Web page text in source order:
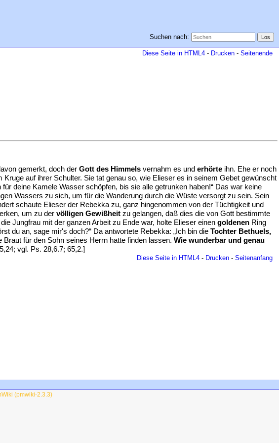
Suchen nach:
Diese Seite in HTML4 - Drucken - Seitenende
gemerkt, doch der Gott des Himmels vernahm es und erhörte ihn. Ehe er noch
Kruge auf ihrer Schulter. Sie tat genau so, wie Elieser es in seinem Gebet gewünscht
deine Kamele Wasser schöpfen, bis sie alle getrunken haben!“ Das war keine
Wassers zu sich, um für die Wanderung durch die Wüste versorgt zu sein. Sein
schaute Elieser der Rebekka zu, ganz hingenommen von der Tüchtigkeit und
um zu der völligen Gewißheit zu gelangen, daß dies die von Gott bestimmte
Jungfrau mit der ganzen Arbeit zu Ende war, holte Elieser einen goldenen Ring
du an, sage mir's doch?“ Da antwortete Rebekka: „Ich bin die Tochter Bethuels,
für den Sohn seines Herrn hatte finden lassen. Wie wunderbar und genau
vgl. Ps. 28,6.7; 65,2.]
Diese Seite in HTML4 - Drucken - Seitenanfang
(pmwiki-2.3.3)